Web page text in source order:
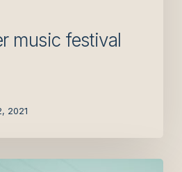
music festival
2021